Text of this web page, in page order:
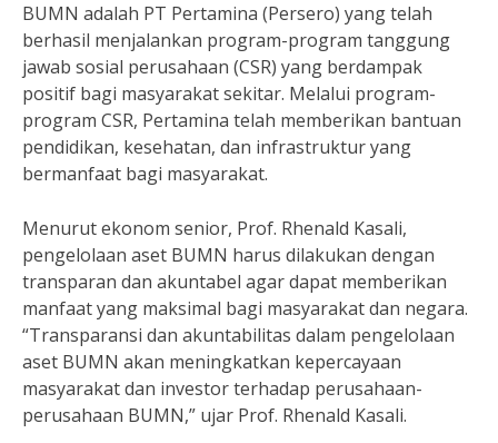
BUMN adalah PT Pertamina (Persero) yang telah
berhasil menjalankan program-program tanggung
jawab sosial perusahaan (CSR) yang berdampak
positif bagi masyarakat sekitar. Melalui program-
program CSR, Pertamina telah memberikan bantuan
pendidikan, kesehatan, dan infrastruktur yang
bermanfaat bagi masyarakat.
Menurut ekonom senior, Prof. Rhenald Kasali,
pengelolaan aset BUMN harus dilakukan dengan
transparan dan akuntabel agar dapat memberikan
manfaat yang maksimal bagi masyarakat dan negara.
“Transparansi dan akuntabilitas dalam pengelolaan
aset BUMN akan meningkatkan kepercayaan
masyarakat dan investor terhadap perusahaan-
perusahaan BUMN,” ujar Prof. Rhenald Kasali.